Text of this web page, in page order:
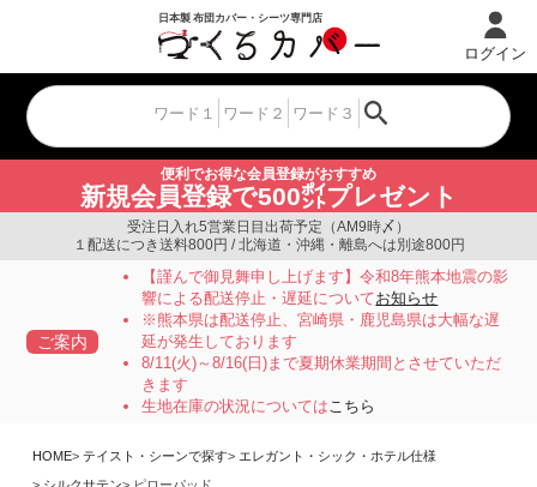
便利でお得な会員登録がおすすめ
新規会員登録で500㌽プレゼント
ログイン
受注日入れ5営業日目出荷予定（AM9時〆）
１配送につき送料800円 / 北海道・沖縄・離島へは別途800円
ご案内
【謹んで御見舞申し上げます】令和8年熊本地震の影
響による配送停止・遅延についてお知らせ
※熊本県は配送停止、宮崎県・鹿児島県は大幅な遅
延が発生しております
8/11(火)～8/16(日)まで夏期休業期間とさせていただ
きます
生地在庫の状況についてはこちら
HOME テイスト・シーンで探す
エレガント・シック・ホテル仕様